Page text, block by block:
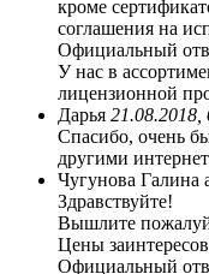
кроме
соглашения на
Официальный
У нас в
лицензионной
Дарья 21.08.2018,
Спасибо, очень
другими
Чугунова Галина
Здравствуйте!
Вышлите
Цены
Официальный